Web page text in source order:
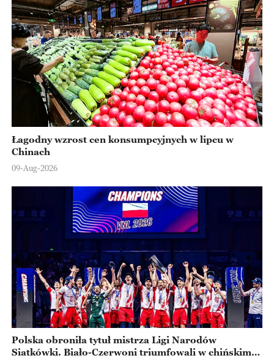
Łagodny wzrost cen konsumpcyjnych w lipcu w
Chinach
09-Aug-2026
Polska obroniła tytuł mistrza Ligi Narodów
Siatkówki. Biało-Czerwoni triumfowali w chińskim